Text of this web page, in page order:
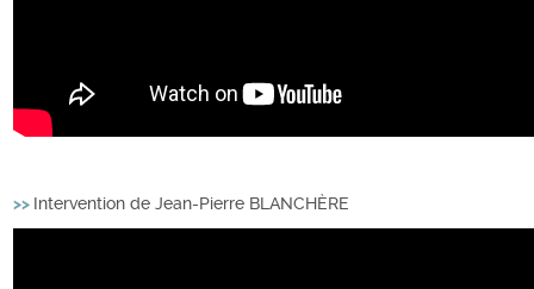
>> Intervention de Jean-Pierre BLANCHÈRE